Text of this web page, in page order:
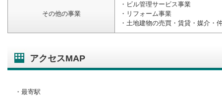
その他の事業
・ビル管理サービス事業
・リフォーム事業
・土地建物の売買・賃貸・媒介・
アクセスMAP
・最寄駅